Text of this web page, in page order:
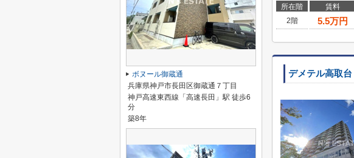
所在階 賃料
2階
5.5万円
デメテル高取台
ボヌール御蔵通
兵庫県神戸市長田区御蔵通７丁目
神戸高速東西線「高速長田」駅 徒歩6
分
築8年